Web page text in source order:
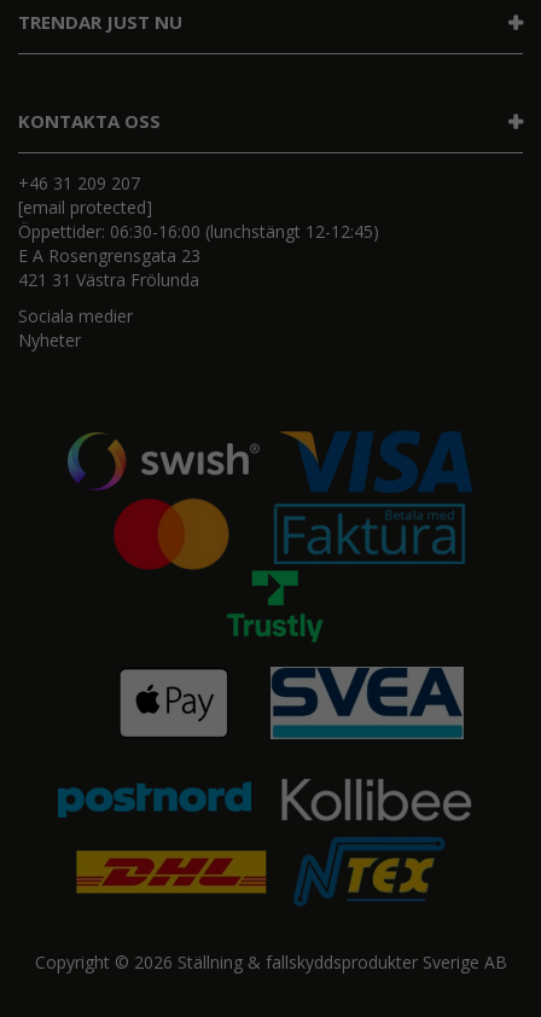
KONTAKTA OSS
+46 31 209 207
[email protected]
Öppettider: 06:30-16:00 (lunchstängt 12-12:45)
E A Rosengrensgata 23
421 31 Västra Frölunda
Sociala medier
Nyheter
TRENDAR JUST NU
Copyright © 2026 Ställning & fallskyddsprodukter Sverige AB